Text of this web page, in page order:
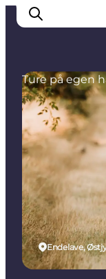
Inspirasjon
Reisemål
Aktiviteter
Overnatting
Planlegg
Endelave,
Ture på egen